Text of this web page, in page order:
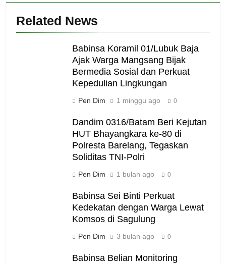
Related News
Babinsa Koramil 01/Lubuk Baja
Ajak Warga Mangsang Bijak
Bermedia Sosial dan Perkuat
Kepedulian Lingkungan
Pen Dim 1 minggu ago 0
Dandim 0316/Batam Beri Kejutan
HUT Bhayangkara ke-80 di
Polresta Barelang, Tegaskan
Soliditas TNI-Polri
Pen Dim 1 bulan ago 0
Babinsa Sei Binti Perkuat
Kedekatan dengan Warga Lewat
Komsos di Sagulung
Pen Dim 3 bulan ago 0
Babinsa Belian Monitoring